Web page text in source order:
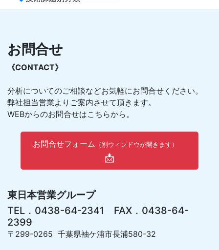
お問合せ
《CONTACT》
分析についてのご相談などお気軽にお問合せください。
弊社担当営業よりご案内させて頂きます。
WEBからのお問合せはこちらから。
お問合せフォーム （別ウィンドウが開きます）
📩
東日本営業グループ
TEL．0438-64-2341 FAX．0438-64-
2399
〒299-0265 千葉県袖ケ浦市長浦580-32